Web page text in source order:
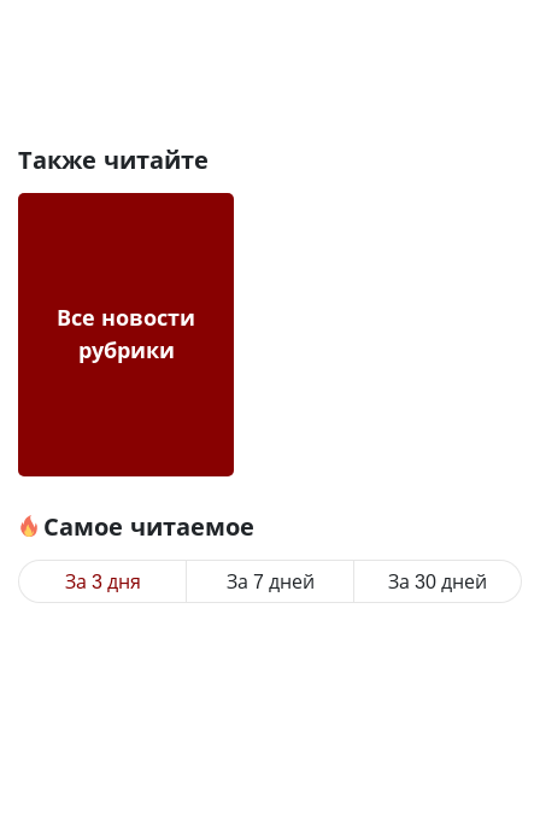
Также читайте
Все новости
рубрики
Самое читаемое
За 3 дня За 7 дней За 30 дней